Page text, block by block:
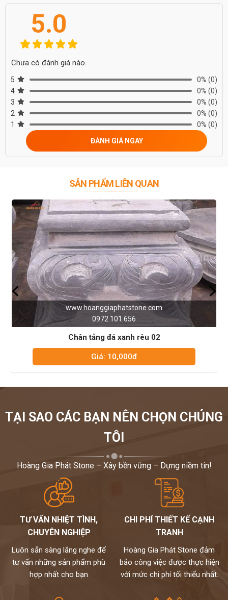
5.0
Chưa có đánh giá nào.
5 0% (0)
4
0% (0)
3
0% (0)
2
0% (0)
1
0% (0)
ĐÁNH GIÁ NGAY
SẢN PHẨM LIÊN QUAN
0972 101 656
tảng đá xanh rêu 02
TẠI SAO CÁC BẠN NÊN CHỌN CHÚNG
TÔI
Hoàng Gia Phát Stone – Xây bền vững – Dựng niềm tin!
TƯ VẤN NHIỆT TÌNH,
CHUYÊN NGHIỆP
Luôn sẵn sàng lắng nghe để
tư vấn những sản phẩm phù
hợp nhất cho bạn
CHI PHÍ THIẾT KẾ CẠNH
TRANH
Hoàng Gia Phát Stone đảm
bảo công việc được thực hiện
với mức chi phí tối thiểu nhất.